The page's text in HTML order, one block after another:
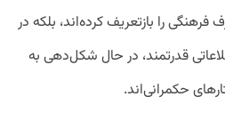
را بازتعریف کرده‌اند، بلکه در
قدرتمند، در حال شکل‌دهی به
حکمرانی‌اند.